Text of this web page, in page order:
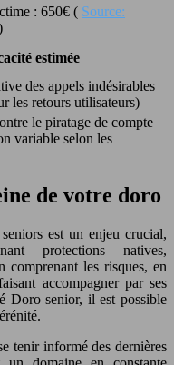
: 650€ ( Source:
estimée
des appels indésirables
les retours utilisateurs)
le piratage de compte
variable selon les
de votre doro
est un enjeu crucial,
protections natives,
comprenant les risques, en
accompagner par ses
Doro senior, il est possible
tenir informé des dernières